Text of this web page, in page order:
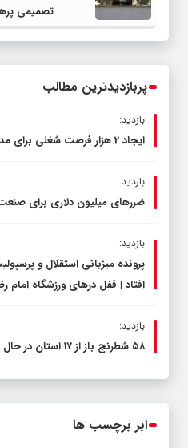
تصمیمی
قاچاق
پربازدیدترین مطالب
بازدید:
ایجاد 2 هزار فرصت شغلی برای مددجویان طی ۵ سال گذشته
بازدید:
ضررهای میلیون دلاری برای
بازدید:
پرونده میزبانی استقلال و
افتاد | قفل در‌های ورزشگاه
بازدید:
۵۸ شطرنج‌ باز از ۱۷ استان در حال رقابت در گلمکان
ابر برچسب ها